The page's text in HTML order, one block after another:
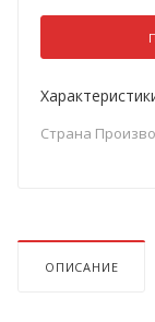
Страна
ОПИСАНИЕ